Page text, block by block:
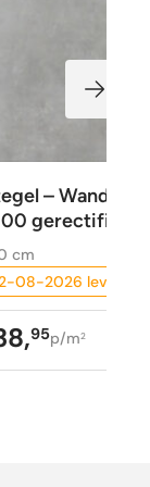
–
cm
08-2026
95p/m2